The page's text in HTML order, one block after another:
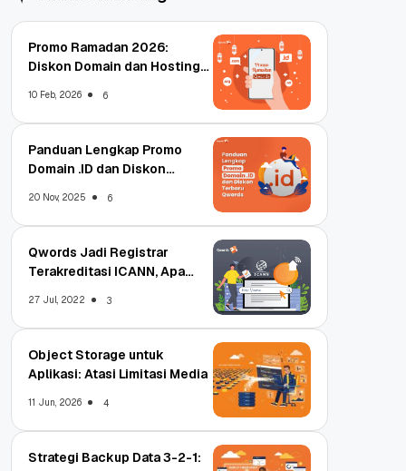
Promo Ramadan 2026:
Diskon Domain dan Hosting
10 Feb, 2026 6
Panduan Lengkap Promo
Domain .ID dan Diskon
20 Nov, 2025 6
Qwords Jadi Registrar
Terakreditasi ICANN, Apa
27 Jul, 2022 3
Object Storage untuk
Aplikasi: Atasi Limitasi Media
11 Jun, 2026 4
Strategi Backup Data 3-2-1: